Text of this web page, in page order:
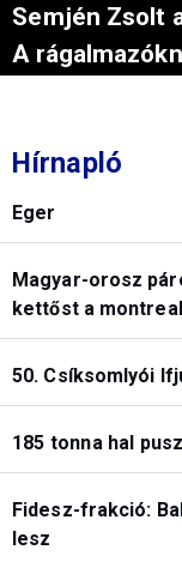
Semjén Zsolt
A
Hírnapló
Eger
Magyar-orosz
kettőst a
50. Csíksomlyói
185 tonna hal
Fidesz-frakció:
lesz